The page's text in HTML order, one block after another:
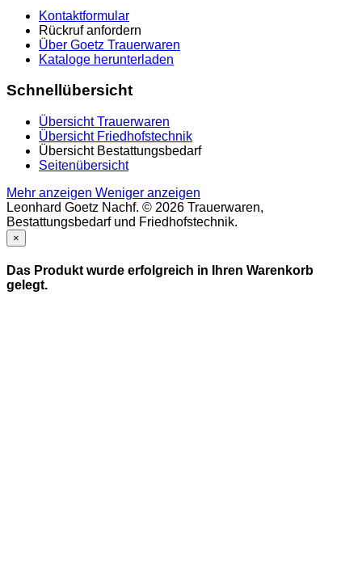
Kontaktformular
Rückruf anfordern
Über Goetz Trauerwaren
Kataloge herunterladen
Schnellübersicht
Übersicht Trauerwaren
Übersicht Friedhofstechnik
Übersicht Bestattungsbedarf
Seitenübersicht
Mehr anzeigen Weniger anzeigen
Leonhard Goetz Nachf. © 2026 Trauerwaren,
Bestattungsbedarf und Friedhofstechnik.
×
Das Produkt wurde erfolgreich in Ihren Warenkorb
gelegt.